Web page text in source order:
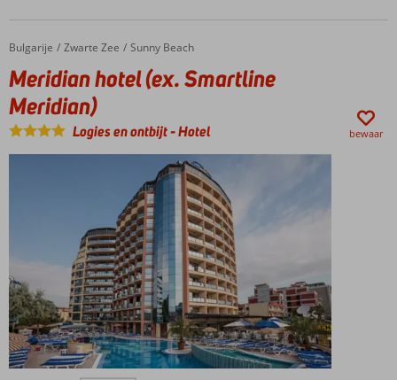
Home
Bulgarije Zwarte Zee Sunny Beach
Meridian hotel (ex. Smartline Meridian)
Meridian hotel (ex. Smartline
Meridian)
Logies en ontbijt-Hotel bewaar